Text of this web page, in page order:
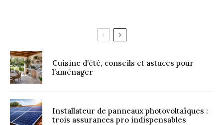
Cuisine d’été, conseils et astuces pour
l’aménager
Installateur de panneaux photovoltaïques :
trois assurances pro indispensables